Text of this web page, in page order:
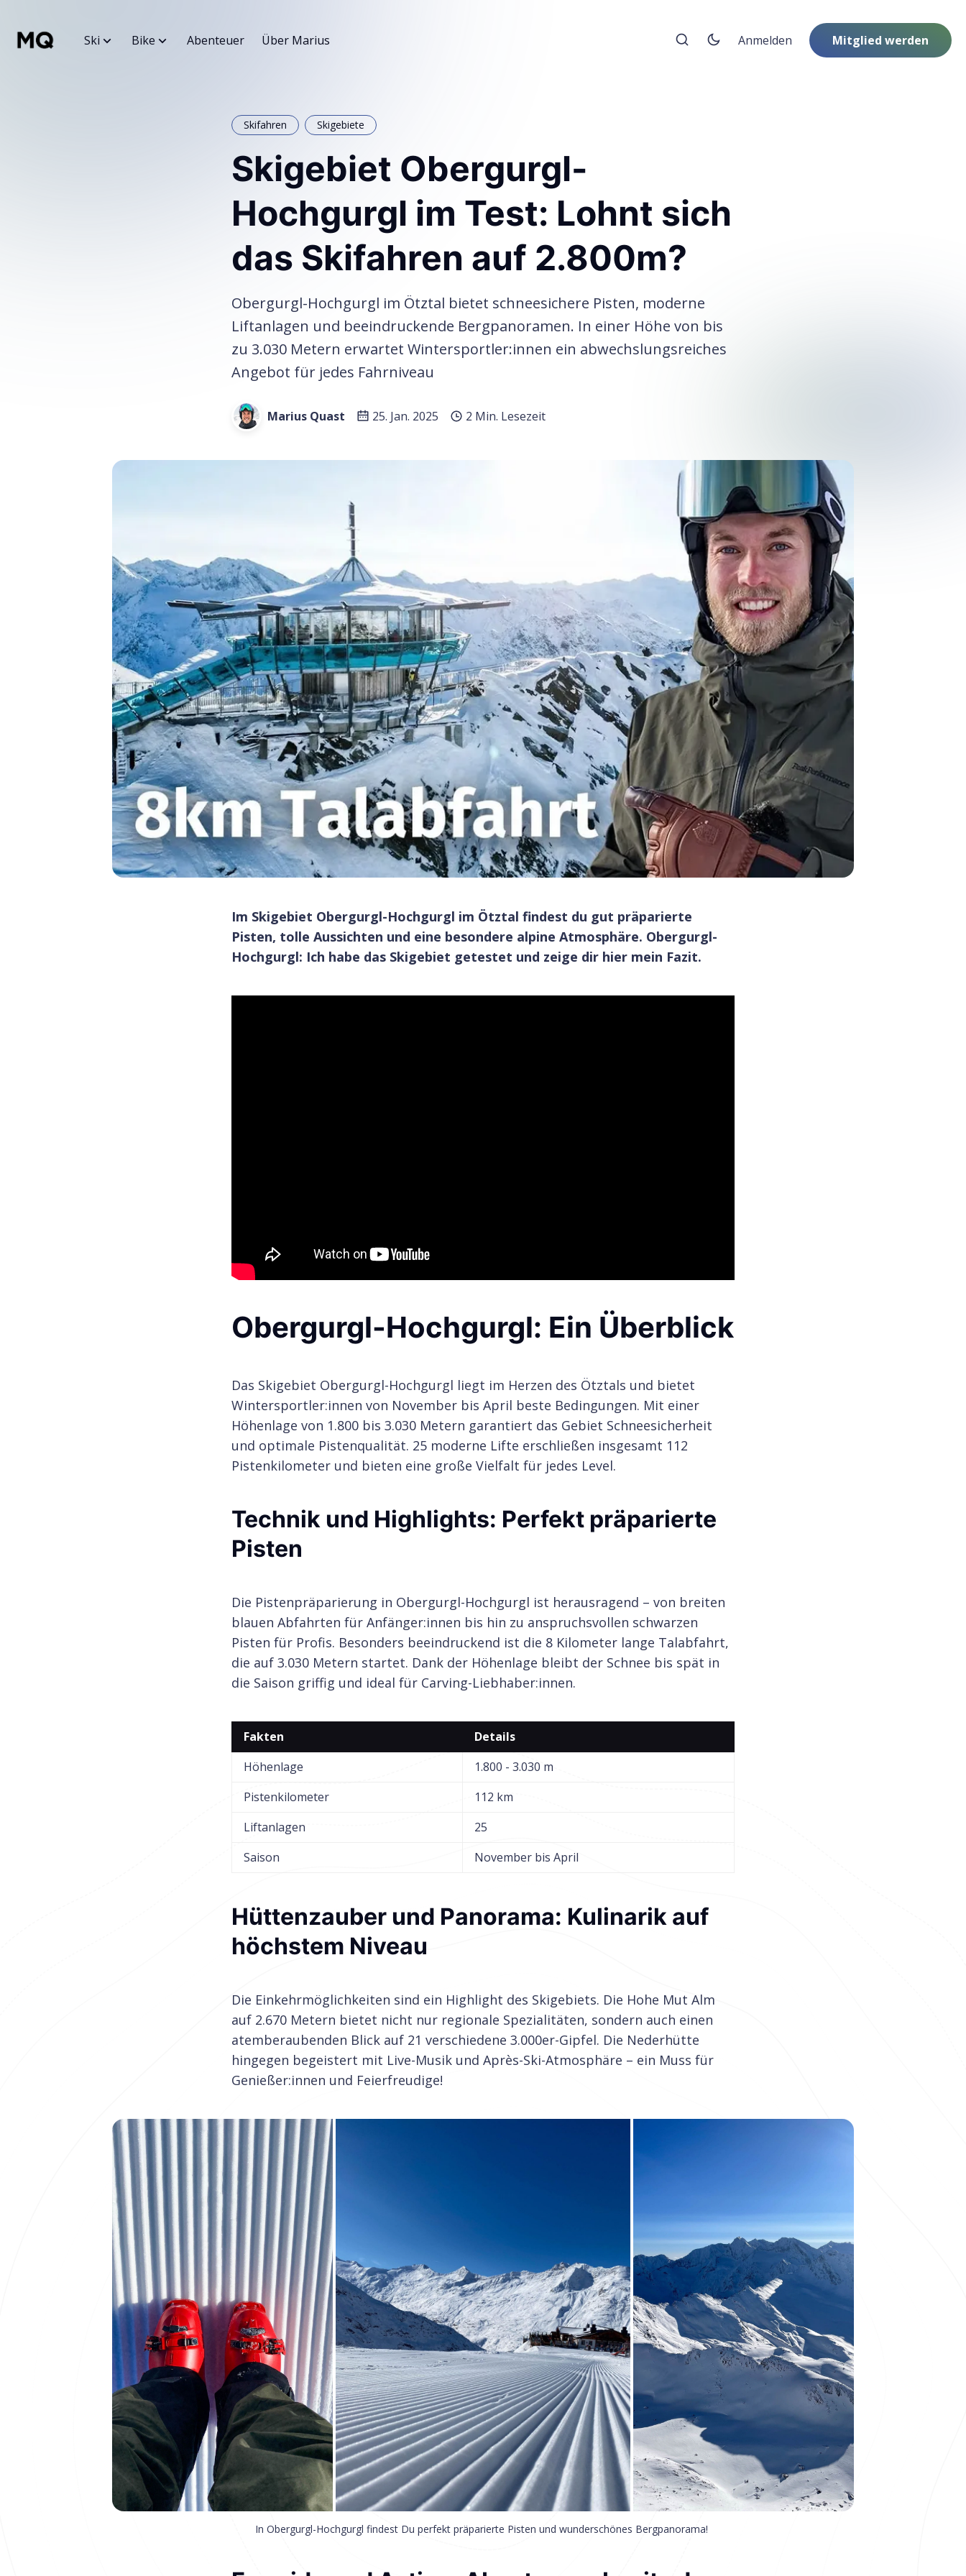
Ski Bike Abenteuer Über Marius Anmelden Mitglied werden
Skifahren Skigebiete
Skigebiet Obergurgl-
Hochgurgl im Test: Lohnt sich
das Skifahren auf 2.800m?
Obergurgl-Hochgurgl im Ötztal bietet schneesichere Pisten, moderne
Liftanlagen und beeindruckende Bergpanoramen. In einer Höhe von bis
zu 3.030 Metern erwartet Wintersportler:innen ein abwechslungsreiches
Angebot für jedes Fahrniveau
Marius Quast 25. Jan. 2025 2 Min. Lesezeit
Im Skigebiet Obergurgl-Hochgurgl im Ötztal findest du gut präparierte
Pisten, tolle Aussichten und eine besondere alpine Atmosphäre. Obergurgl-
Hochgurgl: Ich habe das Skigebiet getestet und zeige dir hier mein Fazit.
Obergurgl-Hochgurgl: Ein Überblick
Das Skigebiet Obergurgl-Hochgurgl liegt im Herzen des Ötztals und bietet
Wintersportler:innen von November bis April beste Bedingungen. Mit einer
Höhenlage von 1.800 bis 3.030 Metern garantiert das Gebiet Schneesicherheit
und optimale Pistenqualität. 25 moderne Lifte erschließen insgesamt 112
Pistenkilometer und bieten eine große Vielfalt für jedes Level.
Technik und Highlights: Perfekt präparierte
Pisten
Die Pistenpräparierung in Obergurgl-Hochgurgl ist herausragend – von breiten
blauen Abfahrten für Anfänger:innen bis hin zu anspruchsvollen schwarzen
Pisten für Profis. Besonders beeindruckend ist die 8 Kilometer lange Talabfahrt,
die auf 3.030 Metern startet. Dank der Höhenlage bleibt der Schnee bis spät in
die Saison griffig und ideal für Carving-Liebhaber:innen.
Fakten
Details
Höhenlage
1.800 - 3.030 m
Pistenkilometer
112 km
Liftanlagen
25
Saison
November bis April
Hüttenzauber und Panorama: Kulinarik auf
höchstem Niveau
Die Einkehrmöglichkeiten sind ein Highlight des Skigebiets. Die Hohe Mut Alm
auf 2.670 Metern bietet nicht nur regionale Spezialitäten, sondern auch einen
atemberaubenden Blick auf 21 verschiedene 3.000er-Gipfel. Die Nederhütte
hingegen begeistert mit Live-Musik und Après-Ski-Atmosphäre – ein Muss für
Genießer:innen und Feierfreudige!
In Obergurgl-Hochgurgl findest Du perfekt präparierte Pisten und wunderschönes Bergpanorama!